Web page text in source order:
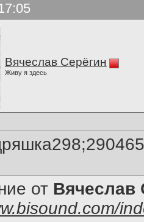
Вячеслав Серёгин
Живу я здесь
от Вячеслав